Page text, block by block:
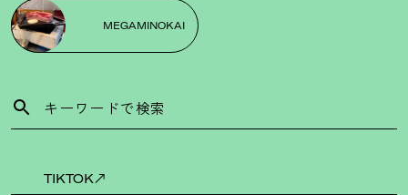
MEGAMINOKAI
TIKTOK